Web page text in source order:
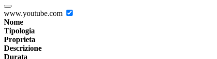
www.youtube.com
Nome
Tipologia
Proprieta
Descrizione
Durata